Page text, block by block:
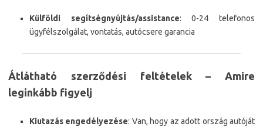
Külföldi segítségnyújtás/assistance: 0-24 telefonos
ügyfélszolgálat, vontatás, autócsere garancia
Átlátható szerződési feltételek – Amire
leginkább figyelj
Kiutazás engedélyezése: Van, hogy az adott ország autóját